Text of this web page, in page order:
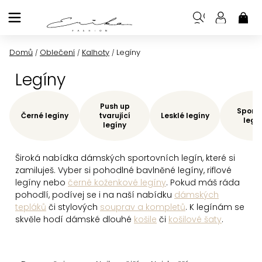
na
Domů / Oblečení / Kalhoty / Legíny
Legíny
Široká nabídka dámských sportovních legín, které si
zamiluješ. Vyber si pohodlné bavlněné legíny, riflové
legíny nebo černé koženkové legíny. Pokud máš ráda
pohodlí, podívej se i na naší nabídku dámských
tepláků či stylových souprav a kompletů. K legínám se
skvěle hodí dámské dlouhé košile či košilové šaty.
Černé legíny
Push up
tvarující
legíny
Lesklé legíny